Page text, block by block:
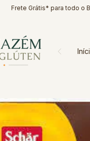
Grátis* para todo o Brasil